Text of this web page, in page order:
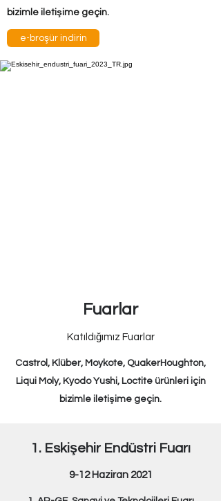
bizimle iletişime geçin.
e-broşür indirin
Fuarlar
Katıldığımız Fuarlar
Castrol, Klüber, Moykote, QuakerHoughton,
Liqui Moly, Kyodo Yushi, Loctite ürünleri için
bizimle iletişime geçin.
1. Eskişehir Endüstri Fuarı
9-12 Haziran 2021